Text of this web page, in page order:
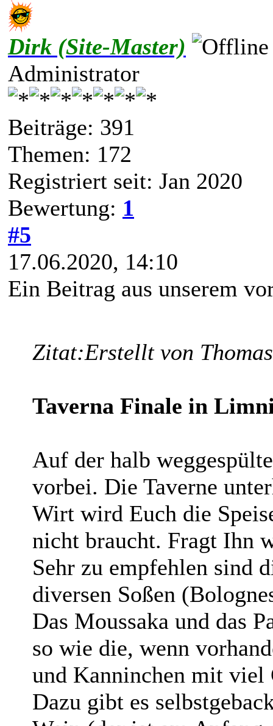
Dirk (Site-Master)
Administrator
Beiträge: 391
Themen: 172
Registriert seit: Jan 2020
Bewertung: 1
#5
17.06.2020, 14:10
Ein Beitrag aus unserem
Zitat:Erstellt von Thomas
Taverna Finale in
Auf der halb
vorbei. Die Taverne
Wirt wird Euch die
nicht braucht. Fragt Ihn
Sehr zu empfehlen sind
diversen Soßen
Das Moussaka und das
so wie die, wenn
und Kanninchen mit viel
Dazu gibt es